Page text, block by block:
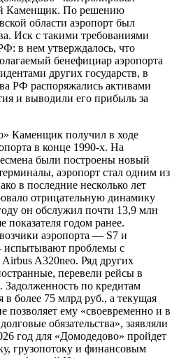
Каменщик. По решению
области аэропорт был
Иск с такими требованиями
в нем утверждалось, что
бенефициар аэропорта
других государств, в
РФ распоряжались активами
и выводили его прибыль за
Каменщик получил в ходе
в конце 1990-х. На
были построены новый
аэропорт стал одним из
в последние несколько лет
отрицательную динамику
он обслужил почти 13,9 млн
показателя годом ранее.
аэропорта — S7 и
испытывают проблемы с
A320neo. Ряд других
перевели рейсы в
по кредитам
в более 75 млрд руб., а текущая
позволяет ему «своевременно и в
обязательства», заявляли
год для «Домодедово» пройдет
грузопотоку и финансовым